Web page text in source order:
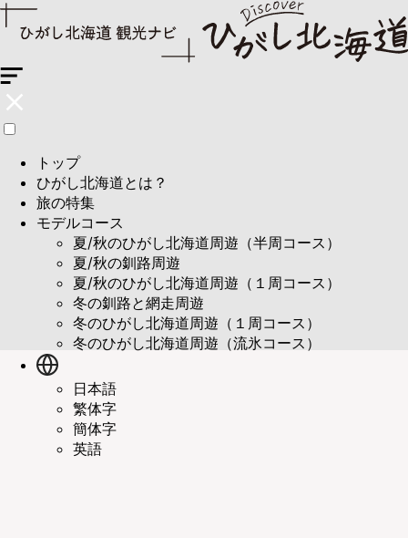
トップ
ひがし北海道とは？
旅の特集
モデルコース
夏/秋のひがし北海道周遊（半周コース）
夏/秋の釧路周遊
夏/秋のひがし北海道周遊（１周コース）
冬の釧路と網走周遊
冬のひがし北海道周遊（１周コース）
冬のひがし北海道周遊（流氷コース）
日本語
繁体字
簡体字
英語